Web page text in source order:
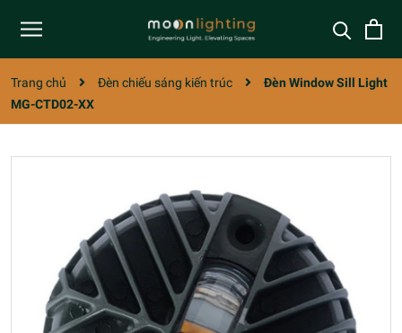
Trang chủ Đèn chiếu sáng kiến trúc
Đèn Window Sill Light
MG-CTD02-XX